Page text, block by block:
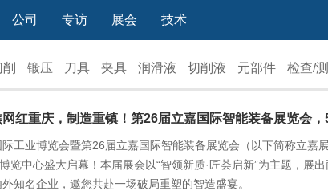
公司 专访 展会 技术
锻压 刀具 夹具 润滑液 切削液 元部件 检查/
网红重庆，制造重镇！第26届立嘉国际智能装备展览会
工业博览会暨第26届立嘉国际智能装备展览会（以下简称立嘉
览中心盛大启幕！本届展会以“智领新质·匠荟启新”为主题，展
知名企业，邀您共赴一场破局重塑的智造盛宴。